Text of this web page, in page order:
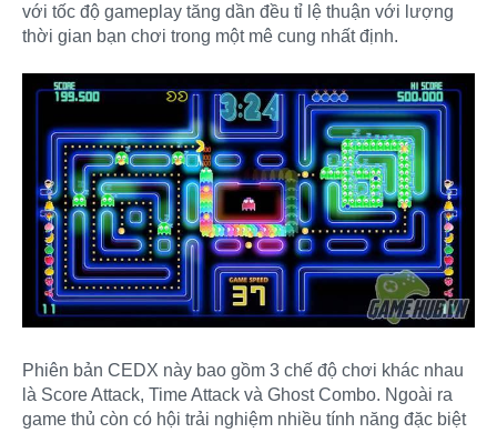
với tốc độ gameplay tăng dần đều tỉ lệ thuận với lượng
thời gian bạn chơi trong một mê cung nhất định.
Phiên bản CEDX này bao gồm 3 chế độ chơi khác nhau
là Score Attack, Time Attack và Ghost Combo. Ngoài ra
game thủ còn có hội trải nghiệm nhiều tính năng đặc biệt